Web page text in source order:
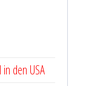
den USA